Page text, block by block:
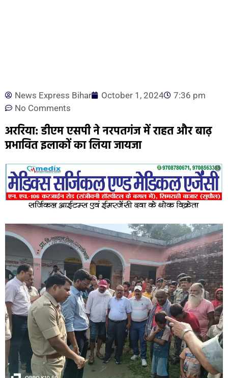
News Express Bihar October 1, 2024
7:36 pm
No Comments
अररिया: डीएम एसपी ने नरपतगंज में राहत और बाढ़
प्रभावित इलाकों का लिया जायजा